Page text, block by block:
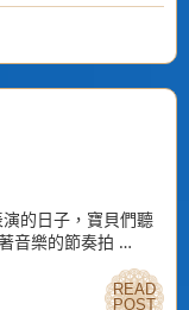
的日子，寶貝們聽
音樂的節奏拍 …
READ
POST
READ
POST